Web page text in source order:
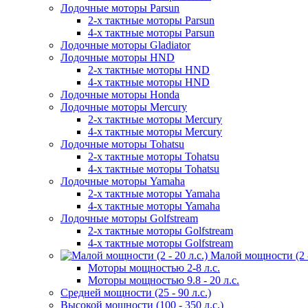
Лодочные моторы Parsun
2-х тактные моторы Parsun
4-х тактные моторы Parsun
Лодочные моторы Gladiator
Лодочные моторы HND
2-х тактные моторы HND
4-х тактные моторы HND
Лодочные моторы Honda
Лодочные моторы Mercury
2-х тактные моторы Mercury
4-х тактные моторы Mercury
Лодочные моторы Tohatsu
2-х тактные моторы Tohatsu
4-х тактные моторы Tohatsu
Лодочные моторы Yamaha
2-х тактные моторы Yamaha
4-х тактные моторы Yamaha
Лодочные моторы Golfstream
2-х тактные моторы Golfstream
4-х тактные моторы Golfstream
Малой мощности (2
Моторы мощностью 2-8 л.с.
Моторы мощностью 9.8 - 20 л.с.
Средней мощности (25 - 90 л.с.)
Высокой мощности (100 - 350 л.с.)